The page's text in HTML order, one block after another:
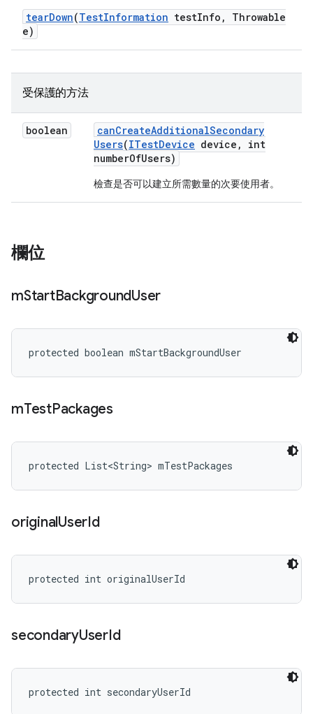
tearDown(TestInformation testInfo ,
Throwable
e)
受保護的方法
boolean canCreateAdditionalSecondary
Users(ITestDevice device ,
int
numberOfUsers)
檢查是否可以建立所需數量的次要使用者。
欄位
mStartBackgroundUser
protected boolean mStartBackgroundUser
mTestPackages
protected List<String> mTestPackages
originalUserId
protected int originalUserId
secondaryUserId
protected int secondaryUserId